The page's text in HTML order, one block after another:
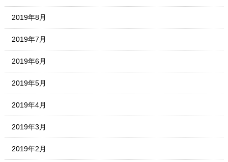
2019年8月
2019年7月
2019年6月
2019年5月
2019年4月
2019年3月
2019年2月